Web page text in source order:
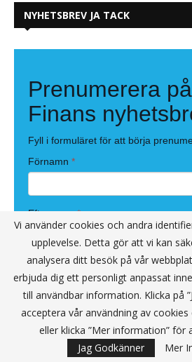
NYHETSBREV JA TACK
Vi använder cookies och andra
upplevelse. Detta gör att vi kan
analysera ditt besök på vår
erbjuda dig ett personligt anpassat
till användbar information. Klicka på
acceptera vår användning av
eller klicka ”Mer information” för
Jag Godkänner
Mer